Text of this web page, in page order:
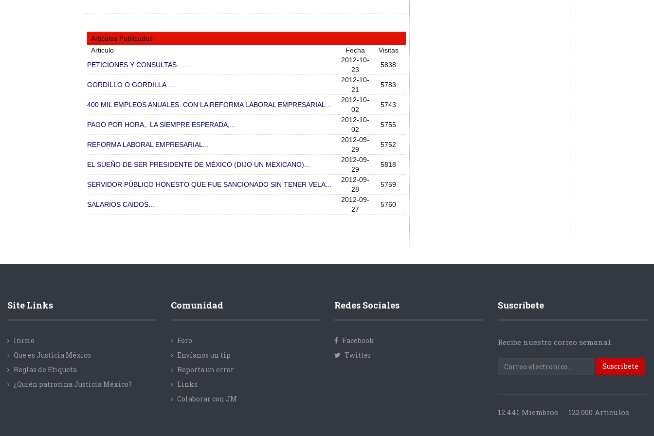
Articulos Publicados
Articulo
Fecha
Visitas
PETICIONES Y CONSULTAS.......
2012-10-
23
5838
GORDILLO O GORDILLA ....
2012-10-
21
5783
400 MIL EMPLEOS ANUALES. CON LA REFORMA LABORAL EMPRESARIAL...
2012-10-
02
5743
PAGO POR HORA,. LA SIEMPRE ESPERADA,...
2012-10-
02
5755
REFORMA LABORAL EMPRESARIAL...
2012-09-
29
5752
EL SUEÑO DE SER PRESIDENTE DE MÉXICO (DIJO UN MEXICANO)...
2012-09-
29
5818
SERVIDOR PÚBLICO HONESTO QUE FUE SANCIONADO SIN TENER VELA...
2012-09-
28
5759
SALARIOS CAIDOS...
2012-09-
27
5760
Site Links
Inicio
Que es Justicia México
Reglas de Etiqueta
¿Quién patrocina Justicia México?
Comunidad
Foro
Envíanos un tip
Reporta un error
Links
Colaborar con JM
Redes Sociales
Facebook
Twitter
Suscríbete
Recibe nuestro correo semanal.
12.441 Miembros 122.000 Articulos